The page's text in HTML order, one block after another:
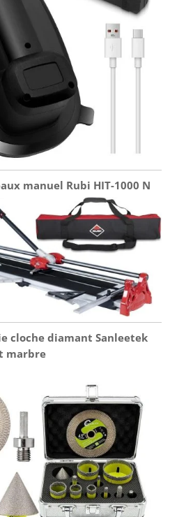
manuel Rubi HIT-1000 N
cloche diamant Sanleetek
marbre